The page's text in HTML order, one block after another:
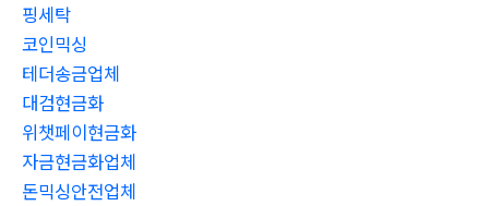
핑세탁
코인믹싱
테더송금업체
대검현금화
위챗페이현금화
자금현금화업체
돈믹싱안전업체